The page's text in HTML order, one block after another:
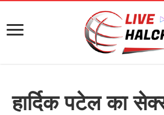
हार्दिक पटेल का